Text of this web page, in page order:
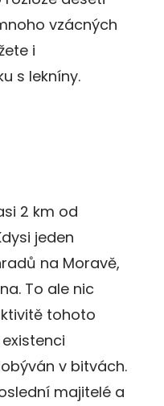
vzácných
i
s lekníny.
2 km od
jeden
na Moravě,
To ale nic
tohoto
v bitvách.
majitelé a